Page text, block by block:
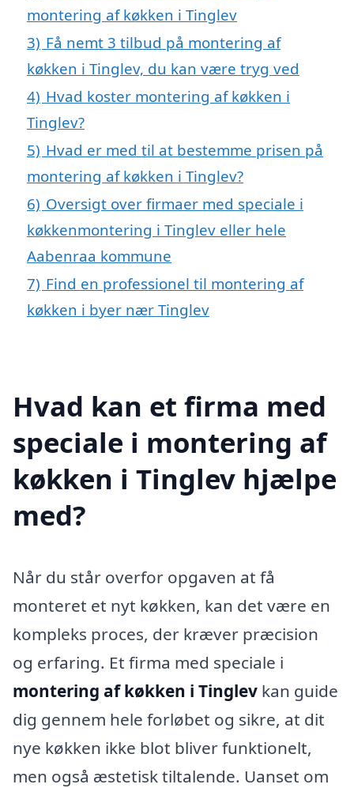
montering af køkken i Tinglev
3) Få nemt 3 tilbud på montering af
køkken i Tinglev, du kan være tryg ved
4) Hvad koster montering af køkken i
Tinglev?
5) Hvad er med til at bestemme prisen på
montering af køkken i Tinglev?
6) Oversigt over firmaer med speciale i
køkkenmontering i Tinglev eller hele
Aabenraa kommune
7) Find en professionel til montering af
køkken i byer nær Tinglev
Hvad kan et firma med
speciale i montering af
køkken i Tinglev hjælpe
med?
Når du står overfor opgaven at få
monteret et nyt køkken, kan det være en
kompleks proces, der kræver præcision
og erfaring. Et firma med speciale i
montering af køkken i Tinglev kan guide
dig gennem hele forløbet og sikre, at dit
nye køkken ikke blot bliver funktionelt,
men også æstetisk tiltalende. Uanset om